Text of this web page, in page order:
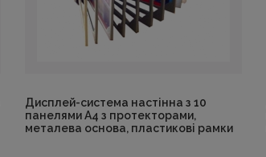
Дисплей-система настінна з 10
панелями A4 з протекторами,
металева основа, пластикові рамки